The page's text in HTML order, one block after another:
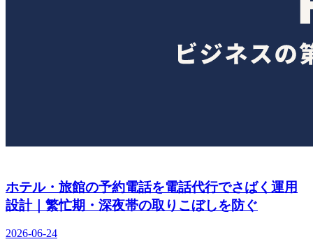
ホテル・旅館の予約電話を電話代行でさばく運用
設計｜繁忙期・深夜帯の取りこぼしを防ぐ
2026-06-24